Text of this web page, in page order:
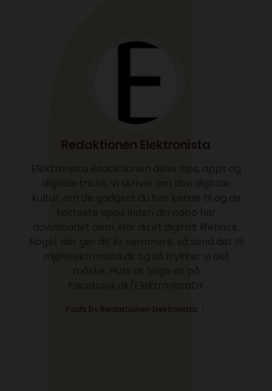
Redaktionen Elektronista
Posts by Redaktionen Elektronista